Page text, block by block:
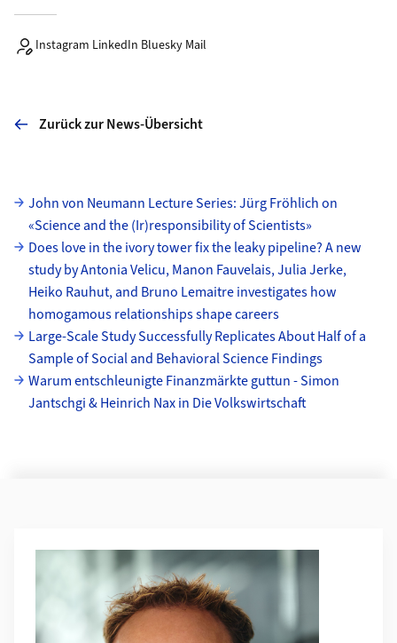
Instagram LinkedIn Bluesky Mail
Zurück zur News-Übersicht
Unterseiten
John von Neumann Lecture Series: Jürg Fröhlich on
«Science and the (Ir)responsibility of Scientists»
Does love in the ivory tower fix the leaky pipeline? A new
study by Antonia Velicu, Manon Fauvelais, Julia Jerke,
Heiko Rauhut, and Bruno Lemaitre investigates how
homogamous relationships shape careers
Large-Scale Study Successfully Replicates About Half of a
Sample of Social and Behavioral Science Findings
Warum entschleunigte Finanzmärkte guttun - Simon
Jantschgi & Heinrich Nax in Die Volkswirtschaft